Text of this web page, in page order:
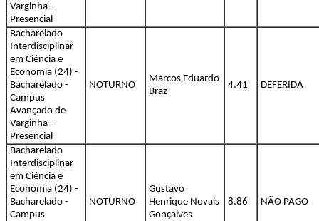
Varginha -
Presencial
Bacharelado
Interdisciplinar
em Ciência e
Economia (24) -
Bacharelado -
Campus
Avançado de
Varginha -
Presencial
NOTURNO
Marcos Eduardo
Braz
4.41 DEFERIDA
Bacharelado
Interdisciplinar
em Ciência e
Economia (24) -
Bacharelado -
Campus
NOTURNO
Gustavo
Henrique Novais
Gonçalves
8.86 NÃO PAGO